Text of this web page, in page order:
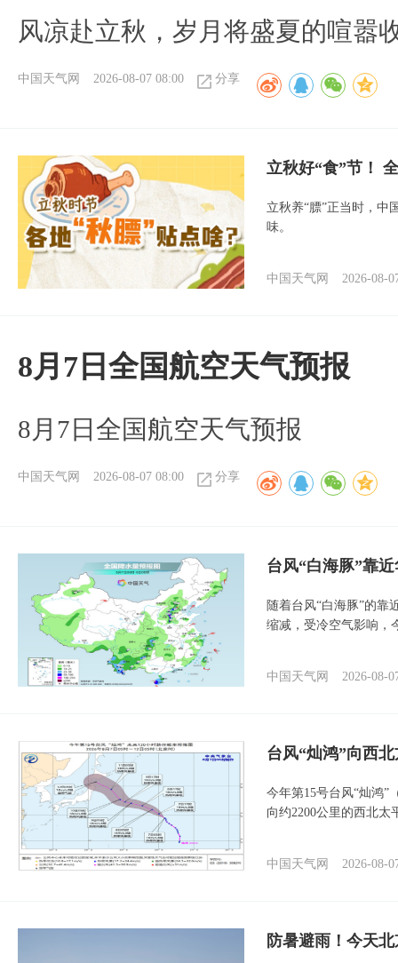
风凉赴立秋，岁月将盛夏的喧嚣
中国天气网 2026-08-07 08:00 分享
立秋好“食”节！
立秋养“膘”正当时，中
味。
中国天气网 2026-08-
8月7日全国航空天气预报
8月7日全国航空天气预报
中国天气网 2026-08-07 08:00 分享
台风“白海豚”靠
随着台风“白海豚”的靠
缩减，受冷空气影响，
中国天气网 2026-08-
台风“灿鸿”向西
今年第15号台风“灿鸿”
向约2200公里的西北太
中国天气网 2026-08-
防暑避雨！今天